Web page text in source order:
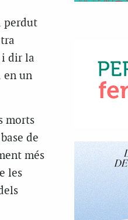
perdut
i dir la
en un
morts
de
més
les